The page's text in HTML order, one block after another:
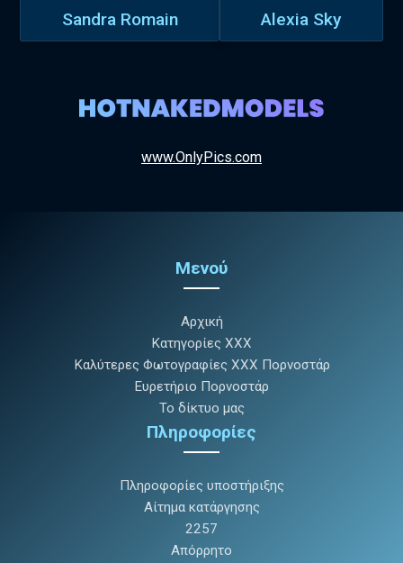
Sandra Romain Alexia Sky
www.OnlyPics.com
Μενού
Αρχική
Κατηγορίες XXX
Καλύτερες Φωτογραφίες XXX Πορνοστάρ
Ευρετήριο Πορνοστάρ
Το δίκτυο μας
Πληροφορίες
Πληροφορίες υποστήριξης
Αίτημα κατάργησης
2257
Απόρρητο